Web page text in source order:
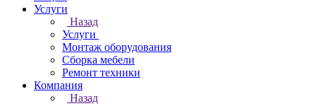
Услуги
Назад
Услуги
Монтаж оборудования
Сборка мебели
Ремонт техники
Компания
Назад